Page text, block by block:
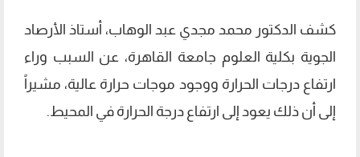
كشف الدكتور محمد مجدي عبد الوهاب، أستاذ الأرصاد
الجوية بكلية العلوم جامعة القاهرة، عن السبب وراء
ارتفاع درجات الحرارة ووجود موجات حرارة عالية، مشيراً
إلى أن ذلك يعود إلى ارتفاع درجة الحرارة في المحيط.